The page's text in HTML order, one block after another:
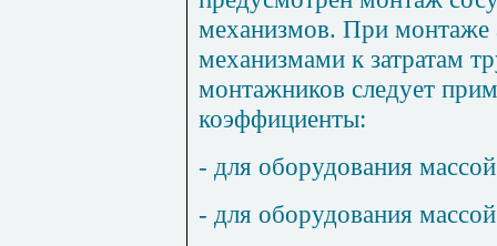
механизмов. При монтаже
механизмами к затратам
монтажников следует
коэффициенты:
- для оборудования
- для оборудования